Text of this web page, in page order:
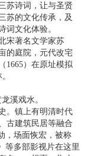
苏诗词，让与圣贤
苏的文化传承，及
词文化体验。
宋著名文学家苏
的庭院，元代改宅
1665）在原址模拟
溪戏水。
。镇上有明清时代
古建筑民居等融合
，场面恢宏，被称
等多部影视片在这里